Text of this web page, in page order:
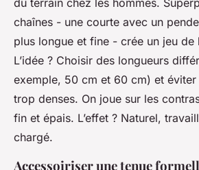
du terrain chez les hommes.
chaînes - une courte avec un
plus longue et fine - crée un jeu de
L’idée ? Choisir des longueurs
exemple, 50 cm et 60 cm) et
trop denses. On joue sur les
fin et épais. L’effet ? Naturel,
chargé.
Accessoiriser une tenue